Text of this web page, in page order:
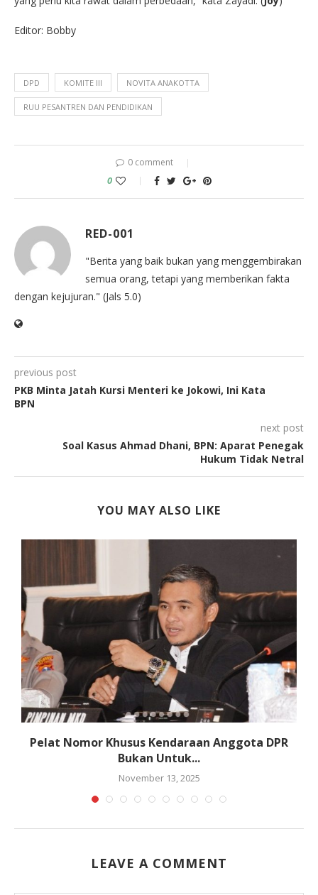
Editor: Bobby
DPD KOMITE III NOVITA ANAKOTTA
RUU PESANTREN DAN PENDIDIKAN
0 comment
0
RED-001
"Berita yang baik bukan yang menggembirakan
semua orang, tetapi yang memberikan fakta
dengan kejujuran." (Jals 5.0)
previous post
PKB Minta Jatah Kursi Menteri ke Jokowi, Ini Kata
BPN
next post
Soal Kasus Ahmad Dhani, BPN: Aparat Penegak
Hukum Tidak Netral
YOU MAY ALSO LIKE
Pelat Nomor Khusus Kendaraan Anggota DPR
Bukan Untuk...
November 13, 2025
LEAVE A COMMENT